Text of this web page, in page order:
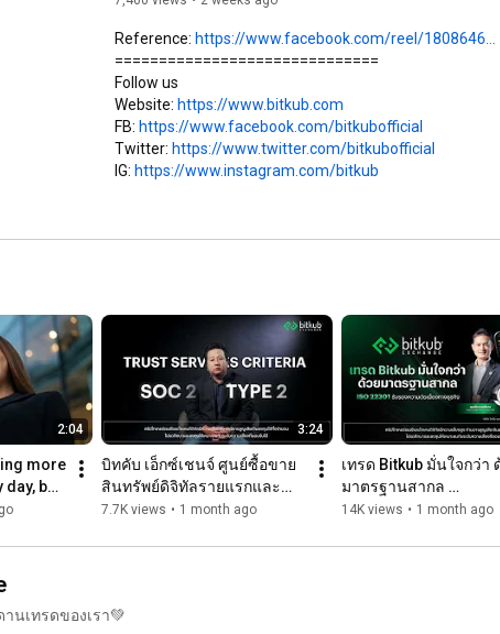
Reference: https://www.facebook.com/reel/1808646...
==============================
Follow us
Website: https://www.bitkub.com
FB: https://www.facebook.com/bitkubofficial
Twitter: https://www.twitter.com/bitkubofficial
https://www.instagram.com/bitkub
2:04
more
but
3:24
บิทคับ เอ็กซ์เชนจ์ ศูนย์ซื้อขาย
สินทรัพย์ดิจิทัลรายแรกและ
รายเดียวในไทย ที่ได้รับ SOC 2
7.7K views • 1 month ago
เทรด Bitkub มั่นใจกว่า
มาตรฐานสากล
ISO22301:2019
14K views • 1 month ago
นเทรดของเรา💚